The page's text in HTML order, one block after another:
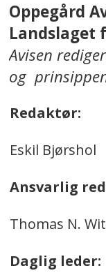
Oppegård
Landslaget
Avisen
og
Redaktør:
Eskil Bjørshol
Ansvarlig
Thomas N.
Daglig leder: